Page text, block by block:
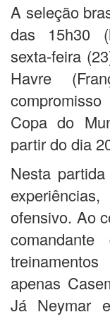
A seleção
das 15h30
sexta-feira
Havre
Copa do
partir do dia
Nesta
ofensivo. Ao
apenas
Já Neymar